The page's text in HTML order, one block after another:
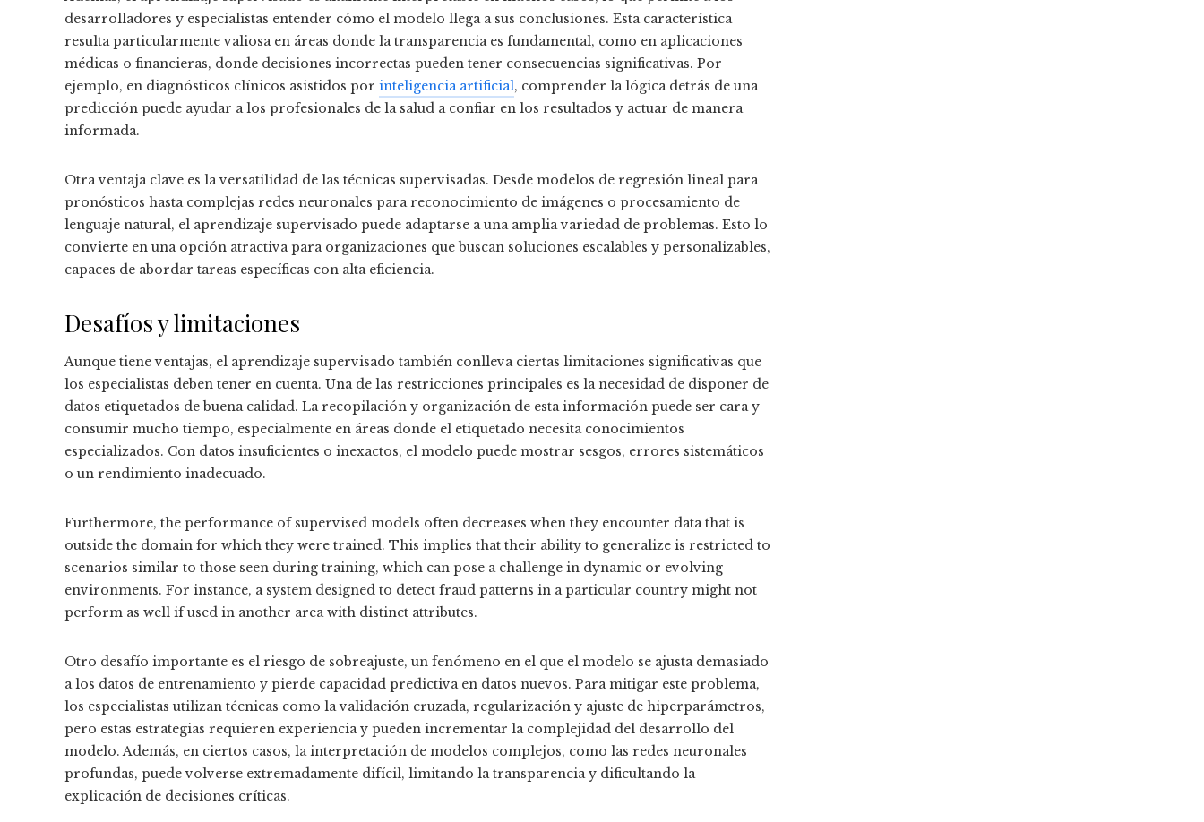
desarrolladores y especialistas entender cómo el modelo llega a sus conclusiones. Esta característica
resulta particularmente valiosa en áreas donde la transparencia es fundamental, como en aplicaciones
médicas o financieras, donde decisiones incorrectas pueden tener consecuencias significativas. Por
ejemplo, en diagnósticos clínicos asistidos por inteligencia artificial, comprender la lógica detrás de una
predicción puede ayudar a los profesionales de la salud a confiar en los resultados y actuar de manera
informada.
Otra ventaja clave es la versatilidad de las técnicas supervisadas. Desde modelos de regresión lineal para
pronósticos hasta complejas redes neuronales para reconocimiento de imágenes o procesamiento de
lenguaje natural, el aprendizaje supervisado puede adaptarse a una amplia variedad de problemas. Esto lo
convierte en una opción atractiva para organizaciones que buscan soluciones escalables y personalizables,
capaces de abordar tareas específicas con alta eficiencia.
Desafíos y limitaciones
Aunque tiene ventajas, el aprendizaje supervisado también conlleva ciertas limitaciones significativas que
los especialistas deben tener en cuenta. Una de las restricciones principales es la necesidad de disponer de
datos etiquetados de buena calidad. La recopilación y organización de esta información puede ser cara y
consumir mucho tiempo, especialmente en áreas donde el etiquetado necesita conocimientos
especializados. Con datos insuficientes o inexactos, el modelo puede mostrar sesgos, errores sistemáticos
o un rendimiento inadecuado.
Furthermore, the performance of supervised models often decreases when they encounter data that is
outside the domain for which they were trained. This implies that their ability to generalize is restricted to
scenarios similar to those seen during training, which can pose a challenge in dynamic or evolving
environments. For instance, a system designed to detect fraud patterns in a particular country might not
perform as well if used in another area with distinct attributes.
Otro desafío importante es el riesgo de sobreajuste, un fenómeno en el que el modelo se ajusta demasiado
a los datos de entrenamiento y pierde capacidad predictiva en datos nuevos. Para mitigar este problema,
los especialistas utilizan técnicas como la validación cruzada, regularización y ajuste de hiperparámetros,
pero estas estrategias requieren experiencia y pueden incrementar la complejidad del desarrollo del
modelo. Además, en ciertos casos, la interpretación de modelos complejos, como las redes neuronales
profundas, puede volverse extremadamente difícil, limitando la transparencia y dificultando la
explicación de decisiones críticas.